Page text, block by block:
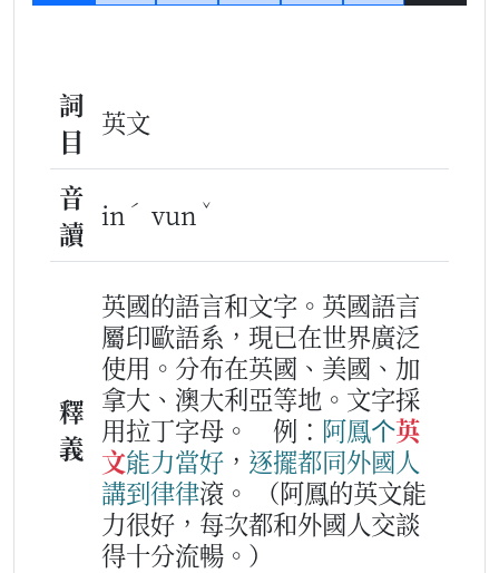
詞
目
英文
音
讀
in ˊ vun ˇ
釋
義
英國的語言和文字。英國語言
屬印歐語系，現已在世界廣泛
使用。分布在英國、美國、加
拿大、澳大利亞等地。文字採
用拉丁字母。
例： 阿鳳个英
文能力當好 ， 逐擺都同外國人
講到律律滾。
（阿鳳的英文能
力很好，每次都和外國人交談
得十分流暢。）